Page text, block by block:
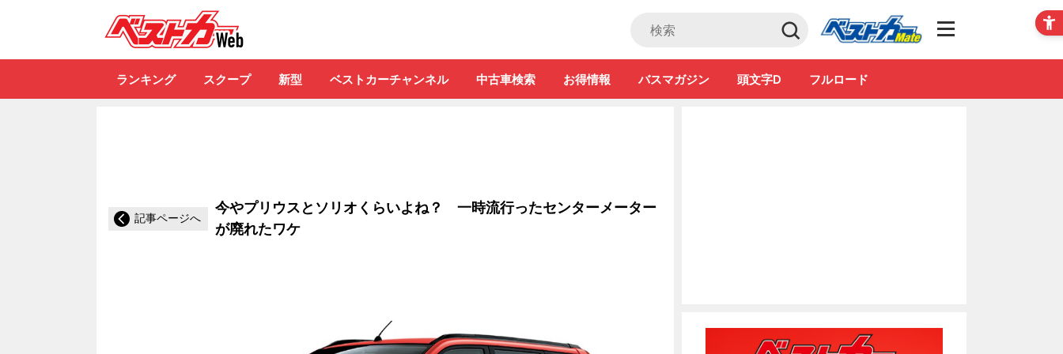
Club
ランキング スクープ 新型 ベストカーチャンネル 中古車検索 お得情報 バスマガジン 頭文字D フルロード
記事ページへ
今やプリウスとソリオくらいよね？ 一時流行ったセンターメーター
が廃れたワケ